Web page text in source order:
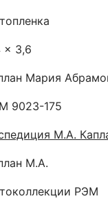
x 3,6
Мария
9023-175
М.А.
М.А.
РЭМ